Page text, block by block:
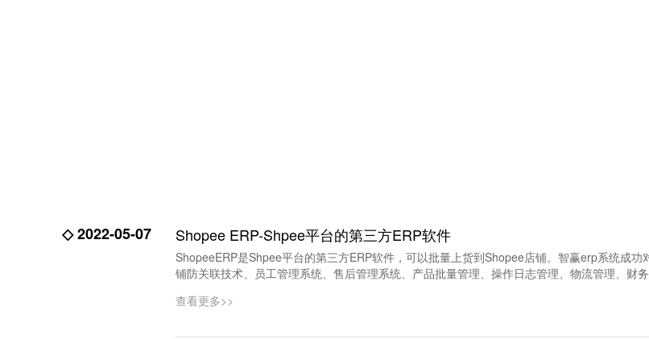
◇ 2022-05-07 Shopee ERP-Shpee平台的第三方ERP软件
ShopeeERP是Shpee平台的第三方ERP软件，可以批量上货到Shopee店铺。智赢erp系统成
铺防关联技术、员工管理系统、售后管理系统、产品批量管理、操作日志管理、物流管理、财务
查看更多>>